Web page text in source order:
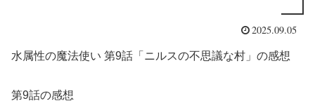
2025.09.05
水属性の魔法使い 第9話「ニルスの不思議な村」の感想
第9話の感想